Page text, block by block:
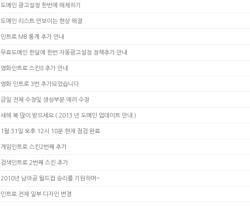
도메인 광고설정 한번에 해제하기
도메인 리스트 안보이는 현상 해결
인트로 MB 통계 추가 안내
무료도메인 한달에 한번 자동광고설정 정책추가 안내
영화인트로 스킨8 추가 안내
영화 인트로 3번 추가되었습니다.
금일 전체 수정및 생성부분 에러 수정
새해 복 많이 받으세요 ( 2013 년 도메인 업데이트 안내 )
1월 31일 오후 12시 18분 현재 점검 완료
게임인트로 스킨2번째 추가
검색인트로 2번째 스킨 추가
2010년 남아공 월드컵 승리를 기원하며~
인트로 전체 일부 디자인 변경